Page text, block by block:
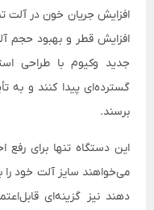
افزایش جریان خون در آلت
افزایش قطر و بهبود حجم
جدید وکیوم با طراحی
برسند.
این دستگاه تنها برای رفع
می‌خواهند سایز آلت خود
دهند نیز گزینه‌ای